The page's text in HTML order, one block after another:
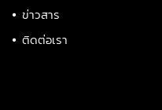
• ข่าวสาร
• ติดต่อเรา